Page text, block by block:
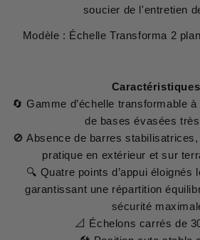
soucier de l'entretien
Modèle : Échelle Transforma 2
🔄 Gamme d’échelle transformable
de bases évasées
🚫 Absence de barres
pratique en extérieur et sur
🔍 Quatre points d’appui éloignés
garantissant une répartition
sécurité
📐 Échelons carrés de